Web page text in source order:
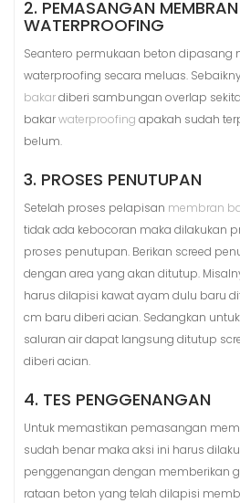
2. PEMASANGAN
WATERPROOFING
Seantero permukaan beton dipasang
waterproofing secara meluas.
bakardiberi sambungan overlap
bakarwaterproofing apakah sudah
belum.
3. PROSES PENUTUPAN
Setelah proses pelapisan membran
tidak ada kebocoran maka dilakukan
proses penutupan. Berikan screed
dengan area yang akan ditutup.
harus dilapisi kawat ayam dulu baru
cm baru diberi acian. Sedangkan
saluran air dapat langsung ditutup
diberi acian.
4. TES PENGGENANGAN
Untuk memastikan pemasangan
sudah benar maka aksi ini harus
penggenangan dengan memberikan
rataan beton yang telah dilapisi